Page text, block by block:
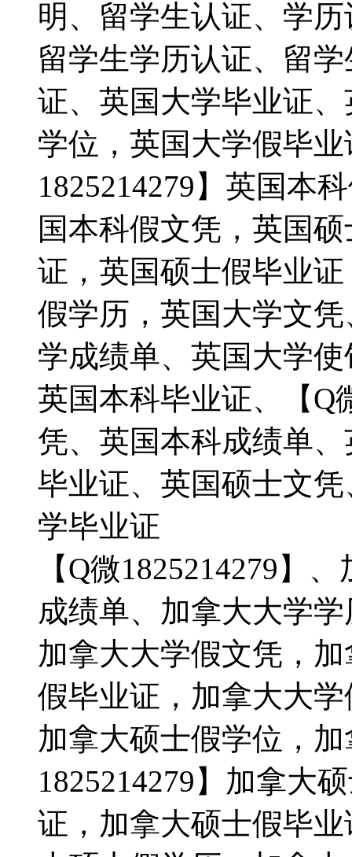
明、留学生认证、学
留学生学历认证、留
证、英国大学毕业证
学位，英国大学假毕
1825214279】英国本
国本科假文凭，英国
证，英国硕士假毕业
假学历，英国大学文凭
学成绩单、英国大学
英国本科毕业证、【Q
凭、英国本科成绩单
毕业证、英国硕士文
学毕业证
【Q微1825214279】
成绩单、加拿大大学
加拿大大学假文凭，
假毕业证，加拿大大
加拿大硕士假学位，
1825214279】加拿大
证，加拿大硕士假毕